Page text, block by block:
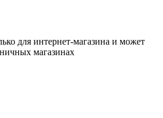
для интернет-магазина и может
магазинах